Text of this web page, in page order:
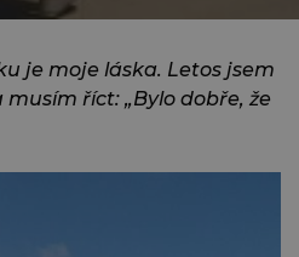
je moje láska. Letos jsem
říct: „Bylo dobře, že